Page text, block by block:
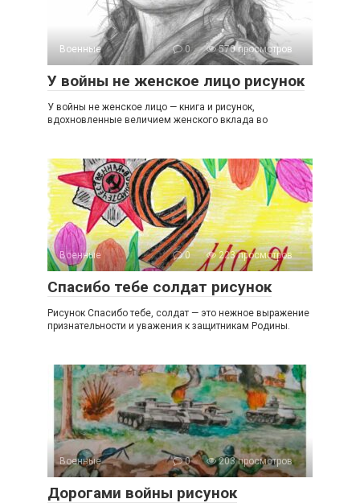
Военные 0 570 просмотров
У войны не женское лицо рисунок
У войны не женское лицо — книга и рисунок,
вдохновленные величием женского вклада во
Военные 0 223 просмотров
Спасибо тебе солдат рисунок
Рисунок Спасибо тебе, солдат — это нежное выражение
признательности и уважения к защитникам Родины.
Военные 0 203 просмотров
Дорогами войны рисунок